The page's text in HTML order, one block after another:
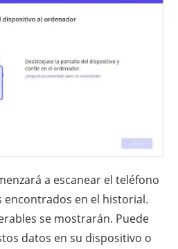
a escanear el teléfono
encontrados en el historial.
se mostrarán. Puede
datos en su dispositivo o